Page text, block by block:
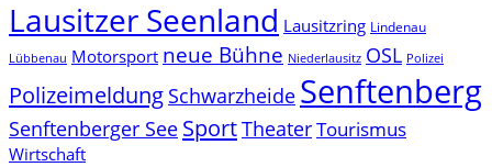
Lausitzer Seenland Lausitzring Lindenau
Lübbenau Motorsport neue Bühne Niederlausitz OSL Polizei
Polizeimeldung Schwarzheide Senftenberg
Senftenberger See SportTheaterTourismus
Wirtschaft